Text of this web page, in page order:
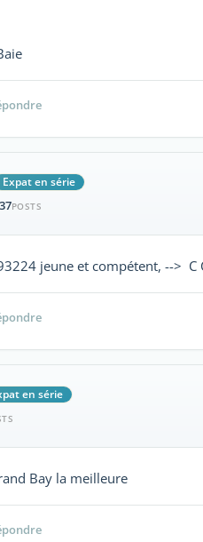
Expat en série
POSTS
jeune et compétent, --> C
en série
Bay la meilleure